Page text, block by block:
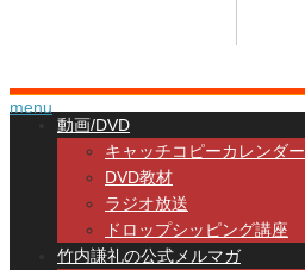
menu
動画/DVD
キャッチコピーカレンダー
DVD教材
ラジオ放送
ドロップシッピング講座
竹内謙礼の公式メルマガ